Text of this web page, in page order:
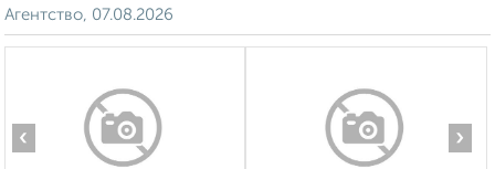
Агентство, 07.08.2026
‹ ›